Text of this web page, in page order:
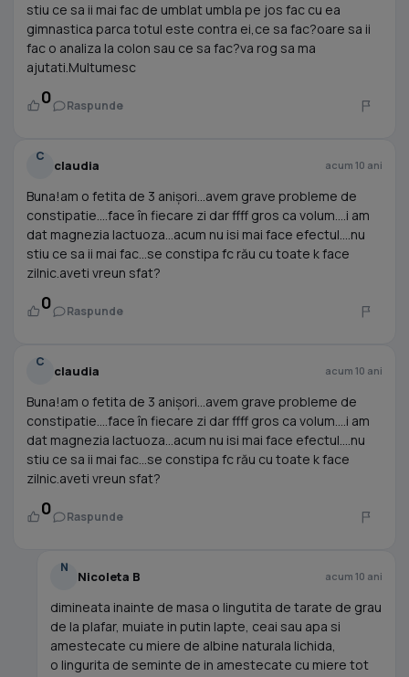
stiu ce sa ii mai fac de umblat umbla pe jos fac cu ea
gimnastica parca totul este contra ei,ce sa fac?oare sa ii
fac o analiza la colon sau ce sa fac?va rog sa ma
ajutati.Multumesc
0 Raspunde
C
claudia acum 10 ani
Buna!am o fetita de 3 anișori...avem grave probleme de
constipatie....face în fiecare zi dar ffff gros ca volum....i am
dat magnezia lactuoza...acum nu isi mai face efectul....nu
stiu ce sa ii mai fac...se constipa fc rău cu toate k face
zilnic.aveti vreun sfat?
0 Raspunde
C
claudia acum 10 ani
Buna!am o fetita de 3 anișori...avem grave probleme de
constipatie....face în fiecare zi dar ffff gros ca volum....i am
dat magnezia lactuoza...acum nu isi mai face efectul....nu
stiu ce sa ii mai fac...se constipa fc rău cu toate k face
zilnic.aveti vreun sfat?
0 Raspunde
N
Nicoleta B acum 10 ani
dimineata inainte de masa o lingutita de tarate de grau
de la plafar, muiate in putin lapte, ceai sau apa si
amestecate cu miere de albine naturala lichida,
o lingurita de seminte de in amestecate cu miere tot